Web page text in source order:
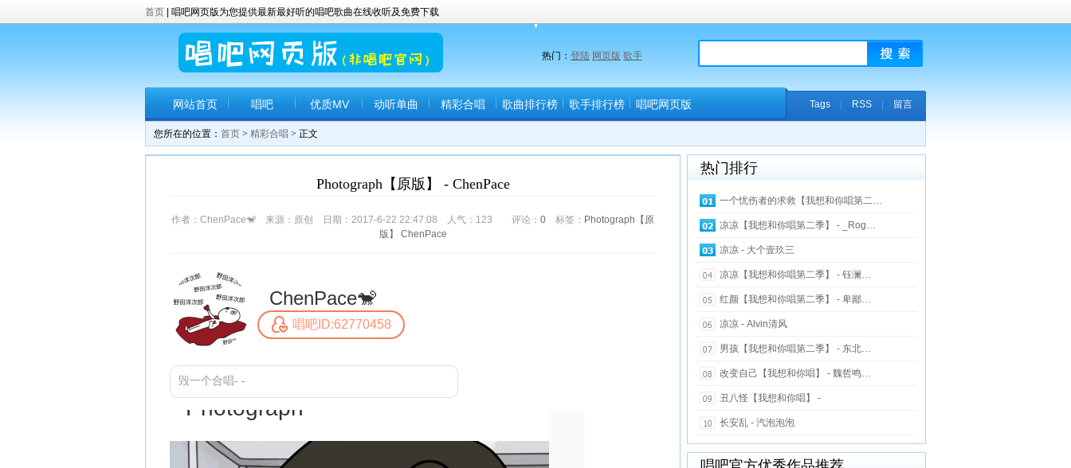
首页 | 唱吧网页版为您提供最新最好听的唱吧歌曲在线收听及免费下载
热门： 登陆 网页版 歌手
网站首页 唱吧 优质MV 动听单曲 精彩合唱 歌曲排行榜 歌手排行榜 唱吧网页版 Tags| RSS| 留言
您所在的位置： 首页 > 精彩合唱 > 正文
Photograph【原版】 - ChenPace
作者：ChenPace🐒 来源：原创 日期：2017-6-22 22:47:08 人气： 123 评论： 0 标签： Photograph【原
版】
ChenPace
ChenPace🐒
唱吧ID:62770458
毁一个合唱- -
热门排行
一个忧伤者的求救【我想和你唱第二…
凉凉【我想和你唱第二季】 - _Rog…
凉凉 - 大个壹玖三
凉凉【我想和你唱第二季】 - 钰澜…
红颜【我想和你唱第二季】 - 卑鄙…
凉凉 - Alvin清风
男孩【我想和你唱第二季】 - 东北…
改变自己【我想和你唱】 - 魏哲鸣…
丑八怪【我想和你唱】 -
长安乱 - 汽泡泡泡